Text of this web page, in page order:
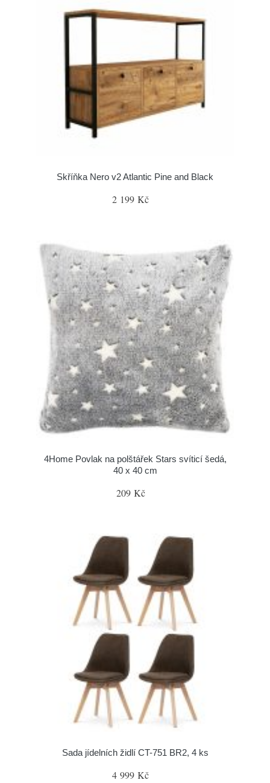
Skříňka Nero v2 Atlantic Pine and Black
2 199 Kč
4Home Povlak na polštářek Stars svíticí šedá,
40 x 40 cm
209 Kč
Sada jídelních židlí CT-751 BR2, 4 ks
4 999 Kč